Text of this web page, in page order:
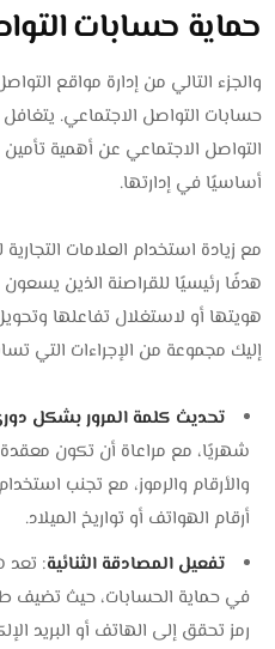
حماية حسابات
حسابات التواصل الاجتماعي.
التواصل الاجتماعي عن أهمية
أساسيًا في إدارتها.
مع زيادة استخدام العلامات
هدفًا رئيسيًا للقراصنة الذين يسعون
هويتها أو لاستغلال تفاعلها
إليك مجموعة من الإجراءات التي
تحديث كلمة المرور بشكل
شهريًا، مع مراعاة أن تكون
والأرقام والرموز، مع تجنب
أرقام الهواتف أو تواريخ الميلاد.
تفعيل المصادقة الثنائية: تعد
في حماية الحسابات، حيث تضيف
رمز تحقق إلى الهاتف أو البريد